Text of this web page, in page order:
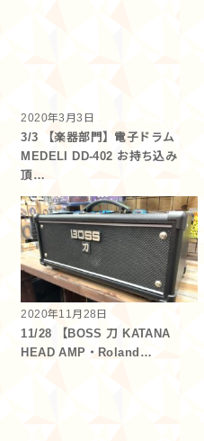
2020年3月3日
3/3 【楽器部門】電子ドラム
MEDELI DD-402 お持ち込み
頂…
2020年11月28日
11/28 【BOSS 刀 KATANA
HEAD AMP・Roland…